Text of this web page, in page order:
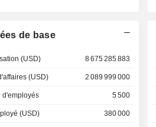
de base
(USD) 8 675 285 883
(USD) 2 089 999 000
d'employés 5 500
(USD) 380 000